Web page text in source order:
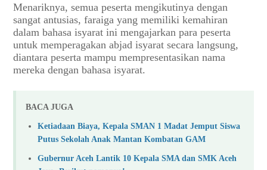
Menariknya, semua peserta mengikutinya dengan
sangat antusias, faraiga yang memiliki kemahiran
dalam bahasa isyarat ini mengajarkan para peserta
untuk memperagakan abjad isyarat secara langsung,
diantara peserta mampu mempresentasikan nama
mereka dengan bahasa isyarat.
BACA JUGA
Ketiadaan Biaya, Kepala SMAN 1 Madat Jemput Siswa
Putus Sekolah Anak Mantan Kombatan GAM
Gubernur Aceh Lantik 10 Kepala SMA dan SMK Aceh